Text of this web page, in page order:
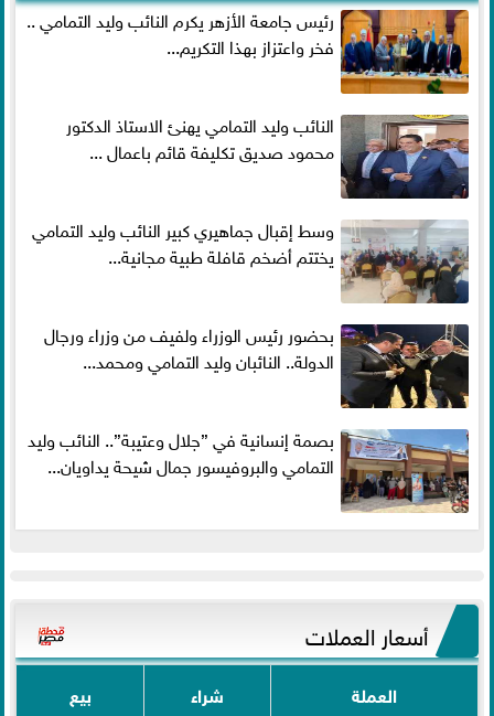
رئيس جامعة الأزهر يكرم النائب وليد التمامي ..
فخر واعتزاز بهذا التكريم...
النائب وليد التمامي يهنئ الاستاذ الدكتور
محمود صديق تكليفة قائم باعمال ...
وسط إقبال جماهيري كبير النائب وليد التمامي
يختتم أضخم قافلة طبية مجانية...
بحضور رئيس الوزراء ولفيف من وزراء ورجال
الدولة.. النائبان وليد التمامي ومحمد...
بصمة إنسانية في ”جلال وعتيبة”.. النائب وليد
التمامي والبروفيسور جمال شيحة يداويان...
أسعار العملات
العملة شراء بيع